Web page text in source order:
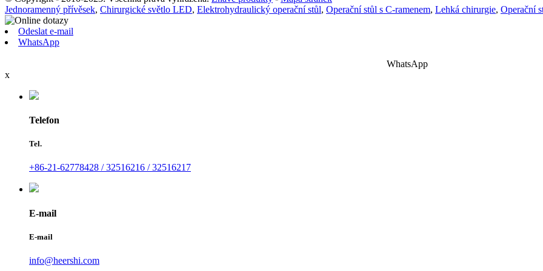
Jednoramenný přívěsek, Chirurgické světlo LED, Elektrohydraulický operační stůl, Operační stůl s C-ramenem, Lehká chirurgie, Operační
Odeslat e-mail
WhatsApp
WhatsApp
x
Telefon
Tel.
+86-21-62778428 / 32516216 / 32516217
E-mail
E-mail
info@heershi.com